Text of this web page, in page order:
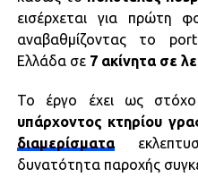
εισέρχεται για πρώτη
αναβαθμίζοντας το
Ελλάδα σε 7 ακίνητα σε
Το έργο έχει ως
υπάρχοντος κτηρίου
διαμερίσματα
δυνατότητα παροχής